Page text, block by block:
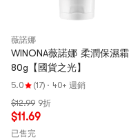
薇諾娜
WINONA薇諾娜 柔潤保濕霜
80g【國貨之光】
5.0 (17) · 40+ 週銷
$12.99 9折
$11.69
已售完